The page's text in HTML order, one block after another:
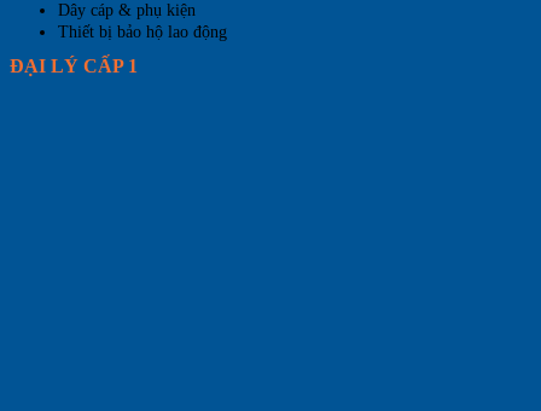
Dây cáp & phụ kiện
Thiết bị bảo hộ lao động
ĐẠI LÝ CẤP 1